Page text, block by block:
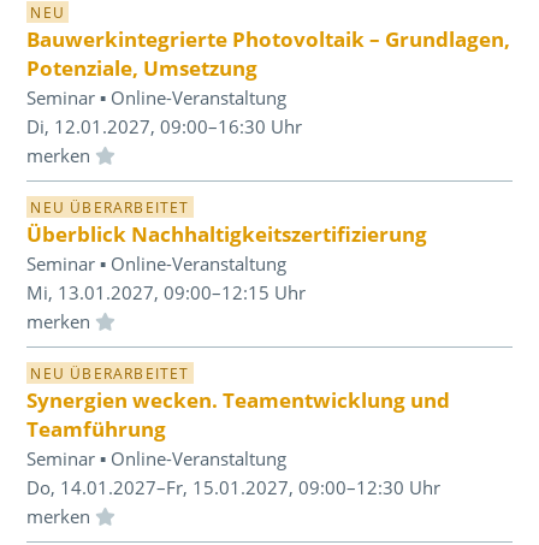
NEU
Bauwerkintegrierte Photovoltaik – Grundlagen,
Potenziale, Umsetzung
Seminar ▪ Online-Veranstaltung
Di, 12.01.2027, 09:00–16:30 Uhr
Einloggen und Merkliste benutzen
NEU ÜBERARBEITET
Überblick Nachhaltigkeitszertifizierung
Seminar ▪ Online-Veranstaltung
Mi, 13.01.2027, 09:00–12:15 Uhr
Einloggen und Merkliste benutzen
NEU ÜBERARBEITET
Synergien wecken. Teamentwicklung und
Teamführung
Seminar ▪ Online-Veranstaltung
Do, 14.01.2027–Fr, 15.01.2027, 09:00–12:30 Uhr
Einloggen und Merkliste benutzen